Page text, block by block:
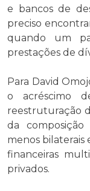
e bancos de
preciso
quando um
prestações de
Para David
o acréscimo
reestruturação
da
menos bilaterais
financeiras
privados.